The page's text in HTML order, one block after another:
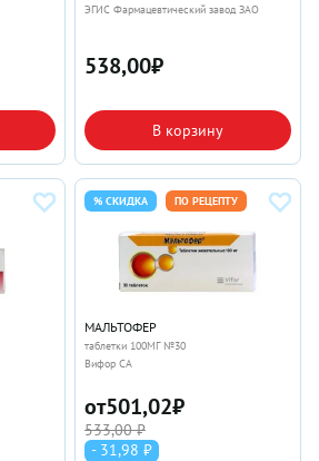
ЭГИС Фармацевтический завод ЗАО
538,00₽
В корзину
% СКИДКА ПО РЕЦЕПТУ
МАЛЬТОФЕР
таблетки 100МГ №30
Вифор СА
от501,02₽
533,00 ₽
- 31,98 ₽